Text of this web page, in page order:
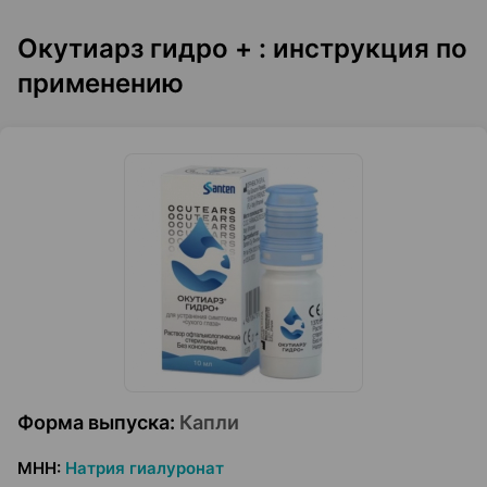
Окутиарз гидро + : инструкция по
применению
Форма выпуска: Капли
МНН: Натрия гиалуронат